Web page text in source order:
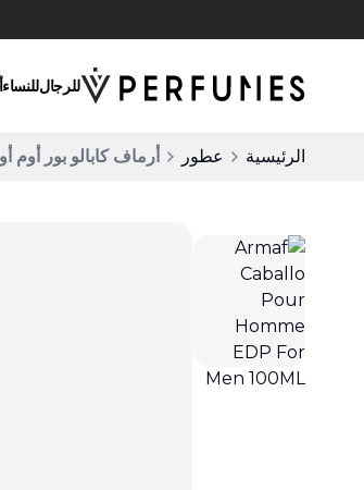
للرجالللنساء
الرئيسية عطور أرماف كابالو بور أوم أو دو